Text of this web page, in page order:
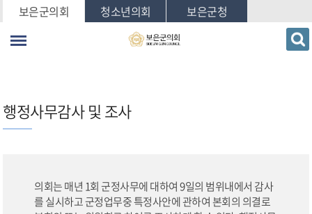
본문바로가기
보은군의회 청소년의회 보은군청
행정사무감사 및 조사
의회는 매년 1회 군정사무에 대하여 9일의 범위내에서 감사
를 실시하고 군정업무중 특정사안에 관하여 본회의 의결로